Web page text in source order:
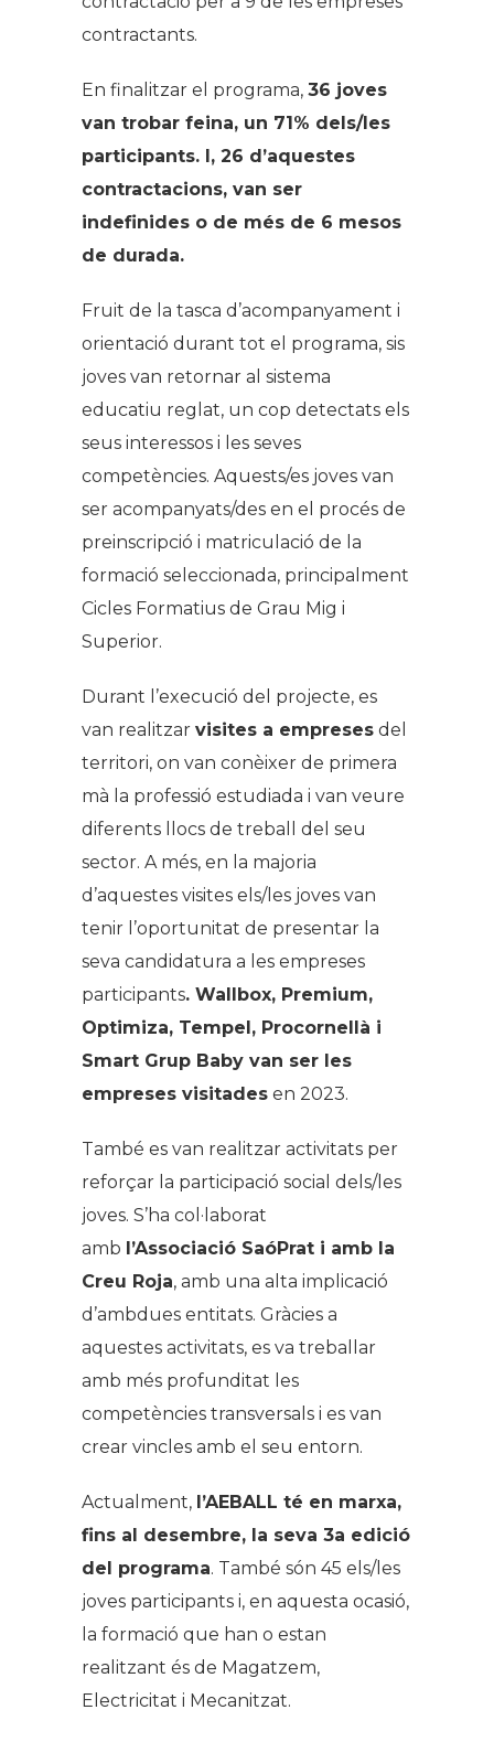
contractants.
En finalitzar el programa, 36 joves
van trobar feina, un 71% dels/les
participants. I, 26 d’aquestes
contractacions, van ser
indefinides o de més de 6 mesos
de durada.
Fruit de la tasca d’acompanyament i
orientació durant tot el programa, sis
joves van retornar al sistema
educatiu reglat, un cop detectats els
seus interessos i les seves
competències. Aquests/es joves van
ser acompanyats/des en el procés de
preinscripció i matriculació de la
formació seleccionada, principalment
Cicles Formatius de Grau Mig i
Superior.
Durant l’execució del projecte, es
van realitzar visites a empreses del
territori, on van conèixer de primera
mà la professió estudiada i van veure
diferents llocs de treball del seu
sector. A més, en la majoria
d’aquestes visites els/les joves van
tenir l’oportunitat de presentar la
seva candidatura a les empreses
participants. Wallbox, Premium,
Optimiza, Tempel, Procornellà i
Smart Grup Baby van ser les
empreses visitades en 2023.
També es van realitzar activitats per
reforçar la participació social dels/les
joves. S’ha col·laborat
amb l’Associació SaóPrat i amb la
Creu Roja, amb una alta implicació
d’ambdues entitats. Gràcies a
aquestes activitats, es va treballar
amb més profunditat les
competències transversals i es van
crear vincles amb el seu entorn.
Actualment, l’AEBALL té en marxa,
fins al desembre, la seva 3a edició
del programa. També són 45 els/les
joves participants i, en aquesta ocasió,
la formació que han o estan
realitzant és de Magatzem,
Electricitat i Mecanitzat.